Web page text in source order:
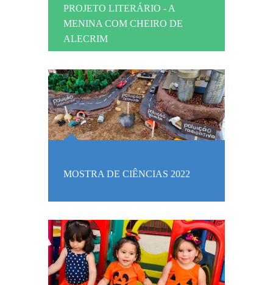
PROJETO LITERÁRIO - A
MENINA COM CHEIRO DE
ALECRIM
MOSTRA DE CIÊNCIAS 2022